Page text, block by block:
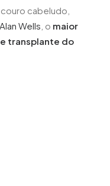
cabeludo,
Wells , o maior
transplante do